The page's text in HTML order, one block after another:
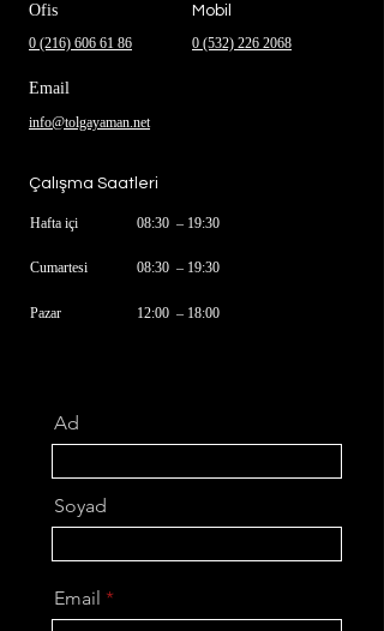
Ofis
0 (216) 606 61 86
Mobil
0 (532) 226 2068
Email
info@tolgayaman.net
Çalışma Saatleri
Hafta içi 08:30 – 19:30
Cumartesi 08:30 – 19:30
Pazar 12:00 – 18:00
Ad
Soyad
Email